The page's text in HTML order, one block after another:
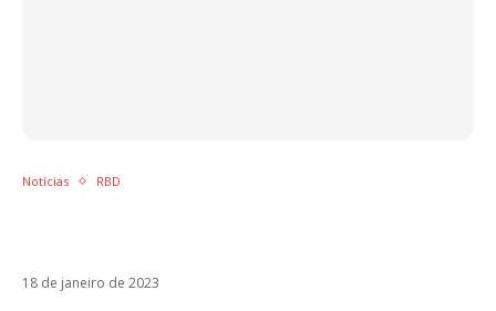
Notícias RBD
18 de janeiro de 2023